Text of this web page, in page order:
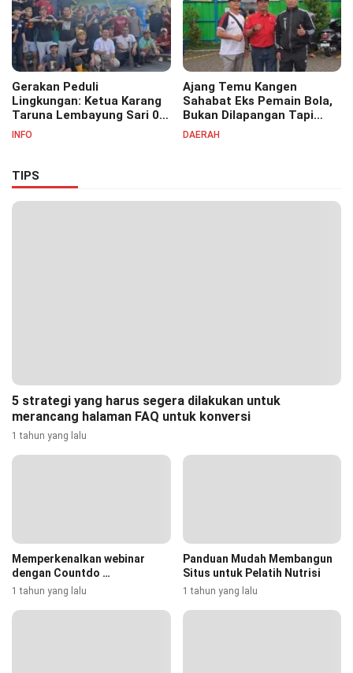
Gerakan Peduli
Lingkungan: Ketua Karang
Taruna Lembayung Sari 09
Irvan Permana Ajak
INFO
Ajang Temu Kangen
Sahabat Eks Pemain Bola,
Bukan Dilapangan Tapi
Ditongkrongan
DAERAH
TIPS
5 strategi yang harus segera dilakukan untuk
merancang halaman FAQ untuk konversi
1 tahun yang lalu
Memperkenalkan webinar
dengan Countdo …
1 tahun yang lalu
Panduan Mudah Membangun
Situs untuk Pelatih Nutrisi
1 tahun yang lalu